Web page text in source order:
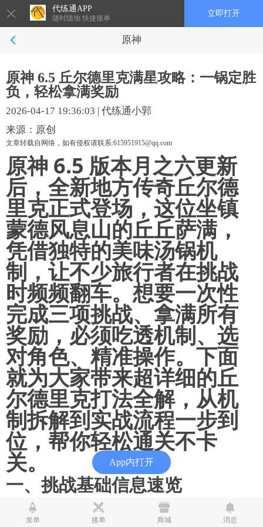
代练通APP
随时随地 快捷接单
立即打开
原神
App内打开
原神 6.5 丘尔德里克满星攻略：一锅定胜
负，轻松拿满奖励
2026-04-17 19:36:03 | 代练通小郭
来源：原创
文章转载自网络，如有侵权请联系:615951915@qq.com
原神 6.5 版本月之六更新
后，全新地方传奇丘尔德
里克正式登场，这位坐镇
蒙德风息山的丘丘萨满，
凭借独特的美味汤锅机
制，让不少旅行者在挑战
时频频翻车。想要一次性
完成三项挑战、拿满所有
奖励，必须吃透机制、选
对角色、精准操作。下面
就为大家带来超详细的丘
尔德里克打法全解，从机
制拆解到实战流程一步到
位，帮你轻松通关不卡
关。
一、挑战基础信息速览
丘尔德里克是本次版本新增的地方传奇挑战，核心信息一
目了然：
发单 接单 商城 消息